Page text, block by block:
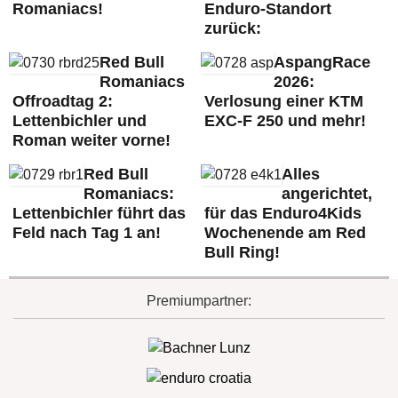
Romaniacs!
Enduro-Standort
zurück:
Red Bull
Romaniacs
Offroadtag 2:
Lettenbichler und
Roman weiter vorne!
AspangRace
2026:
Verlosung einer KTM
EXC-F 250 und mehr!
Red Bull
Romaniacs:
Lettenbichler führt das
Feld nach Tag 1 an!
Alles
angerichtet,
für das Enduro4Kids
Wochenende am Red
Bull Ring!
Premiumpartner: